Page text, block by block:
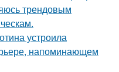
трендовым
устроила
напоминающем